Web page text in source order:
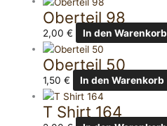
Oberteil 98
2,00€ In den Warenkorb
Oberteil 50
1,50€ In den Warenkorb
T Shirt 164